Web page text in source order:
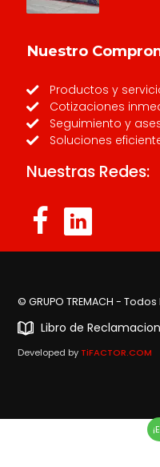
Nuestro
Productos y
Cotizaciones
Seguimiento y
Soluciones
Nuestras Redes:
© GRUPO TREMACH -
Libro de
Developed by TiFACTOR.COM